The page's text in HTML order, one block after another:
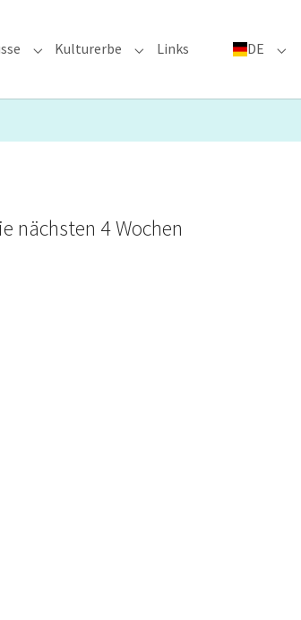
Submenu for "Große Ereignisse"
Kulturerbe Submenu for "Kulturerbe"
Links DE
nächsten 4 Wochen